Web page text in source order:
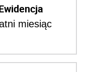
miesiąc